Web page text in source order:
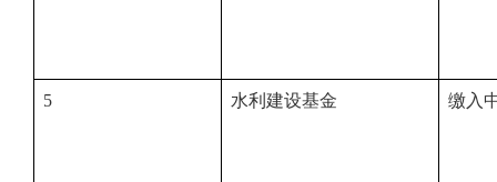
5 水利建设基金 缴入